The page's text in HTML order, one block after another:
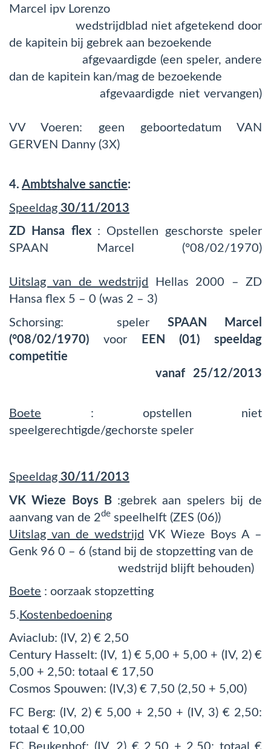
Marcel ipv Lorenzo
wedstrijdblad niet afgetekend door
de kapitein bij gebrek aan bezoekende
afgevaardigde (een speler, andere
dan de kapitein kan/mag de bezoekende
afgevaardigde niet vervangen)
VV Voeren: geen geboortedatum VAN
GERVEN Danny (3X)
4. Ambtshalve sanctie:
Speeldag 30/11/2013
ZD Hansa flex: Opstellen geschorste speler
SPAAN Marcel (°08/02/1970)
Uitslag van de wedstrijd
Hellas 2000 – ZD
Hansa flex 5 – 0 (was 2 – 3)
Schorsing: speler SPAAN Marcel
(°08/02/1970) voor
EEN (01) speeldag
competitie
vanaf 25/12/2013
Boete : opstellen niet
speelgerechtigde/gechorste speler
Speeldag 30/11/2013
VK Wieze Boys B:gebrek aan spelers bij de
aanvang van de 2de speelhelft (ZES (06))
Uitslag van de wedstrijd VK Wieze Boys A –
Genk 96 0 – 6 (stand bij de stopzetting van de
wedstrijd blijft behouden)
Boete : oorzaak stopzetting
5. Kostenbedoening
Aviaclub: (IV, 2) € 2,50
Century Hasselt: (IV, 1) € 5,00 + 5,00 + (IV, 2) €
5,00 + 2,50: totaal € 17,50
Cosmos Spouwen: (IV,3) € 7,50 (2,50 + 5,00)
FC Berg: (IV, 2) € 5,00 + 2,50 + (IV, 3) € 2,50:
totaal € 10,00
FC Beukenhof: (IV, 2) € 2,50 + 2,50: totaal €